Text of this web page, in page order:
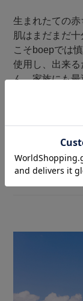
生まれたての赤
肌はまだまだ
こそboepでは
使用し、出来
ん、家族にも
上げました。
パラベンフリ
でも推奨する